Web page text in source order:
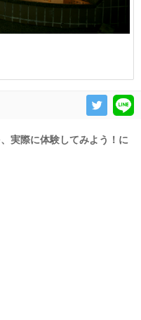
実際に体験してみよう！に